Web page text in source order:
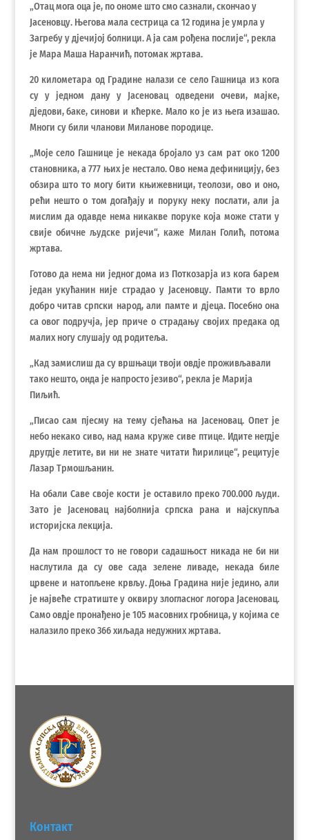
„Отац мога оца је, по ономе што смо сазнали, скончао у
Јасеновцу. Његова мала сестрица са 12 година је умрла у
Загребу у дјечијој болници. А ја сам рођена послије“, рекла
је Мара Маша Наранчић, потомак жртава.
20 километара од Градине налази се село Гашница из кога
су у једном дану у Јасеновац одведени очеви, мајке,
дједови, баке, синови и кћерке. Мало ко је из њега изашао.
Многи су били чланови Миланове породице.
„Моје село Гашнице је некада бројало уз сам рат око 1200
становника, а 777 њих је нестало. Ово нема дефиницију, без
обзира што то могу бити књижевници, теолози, ово и оно,
рећи нешто о том догађају и поруку неку послати, али ја
мислим да одавде нема никакве поруке која може стати у
свије обичне људске ријечи“, каже Милан Голић, потома
жртава.
Готово да нема ни једног дома из Поткозарја из кога барем
један укућанин није страдао у Јасеновцу. Памти то врло
добро читав српски народ, али памте и дјеца. Посебно она
са овог подручја, јер приче о страдању својих предака од
малих ногу слушају од родитеља.
„Кад замислиш да су вршњаци твоји овдје проживљавали
тако нешто, онда је напросто језиво“, рекла је Марија
Пиљић.
„Писао сам пјесму на тему сјећања на Јасеновац. Опет је
небо некако сиво, над нама круже сиве птице. Идите негдје
другдје летите, ви ни не знате читати ћирилице“, рецитује
Лазар Трмошљанин.
На обали Саве своје кости је оставило преко 700.000 људи.
Зато је Јасеновац најболнија српска рана и најскупља
историјска лекција.
Да нам прошлост то не говори садашњост никада не би ни
наслутила да су ове сада зелене ливаде, некада биле
црвене и натопљене крвљу. Доња Градина није једино, али
је највеће стратиште у оквиру злогласног логора Јасеновац.
Само овдје пронађено је 105 масовних гробница, у којима се
налазило преко 366 хиљада недужних жртава.
Контакт